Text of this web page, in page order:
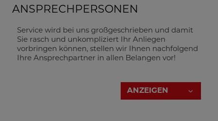
ANSPRECHPERSONEN
Service wird bei uns großgeschrieben und damit
Sie rasch und unkompliziert Ihr Anliegen
vorbringen können, stellen wir Ihnen nachfolgend
Ihre Ansprechpartner in allen Belangen vor!
ANZEIGEN